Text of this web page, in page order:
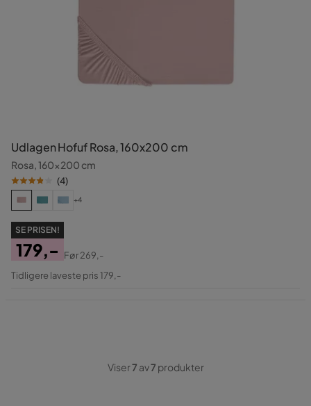
Udlagen Hofuf Rosa, 160x200 cm
Rosa, 160x200 cm
(4)
+4
SE PRISEN!
Pris
179,-
Original
Før269,-
Tidligere laveste pris 179,-
Viser7 av7 produkter